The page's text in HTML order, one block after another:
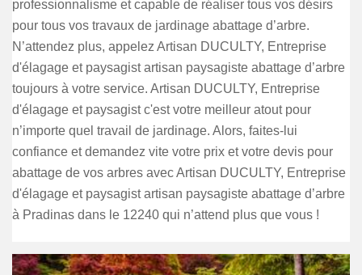
professionnalisme et capable de réaliser tous vos désirs
pour tous vos travaux de jardinage abattage d’arbre.
N’attendez plus, appelez Artisan DUCULTY, Entreprise
d'élagage et paysagist artisan paysagiste abattage d’arbre
toujours à votre service. Artisan DUCULTY, Entreprise
d'élagage et paysagist c'est votre meilleur atout pour
n’importe quel travail de jardinage. Alors, faites-lui
confiance et demandez vite votre prix et votre devis pour
abattage de vos arbres avec Artisan DUCULTY, Entreprise
d'élagage et paysagist artisan paysagiste abattage d’arbre
à Pradinas dans le 12240 qui n’attend plus que vous !